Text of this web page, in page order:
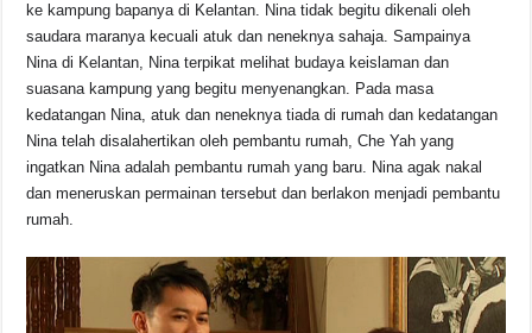
ke kampung bapanya di Kelantan. Nina tidak begitu dikenali oleh
saudara maranya kecuali atuk dan neneknya sahaja. Sampainya
Nina di Kelantan, Nina terpikat melihat budaya keislaman dan
suasana kampung yang begitu menyenangkan. Pada masa
kedatangan Nina, atuk dan neneknya tiada di rumah dan kedatangan
Nina telah disalahertikan oleh pembantu rumah, Che Yah yang
ingatkan Nina adalah pembantu rumah yang baru. Nina agak nakal
dan meneruskan permainan tersebut dan berlakon menjadi pembantu
rumah.